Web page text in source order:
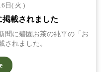
日( 火 )
載されました
聞に碧園お茶の純平の「お
されました。